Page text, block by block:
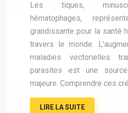
Les tiques,
hématophages,
grandissante pour la santé
travers le monde.
maladies vectorielles
parasites est une
majeure. Comprendre ces
LIRE LA SUITE